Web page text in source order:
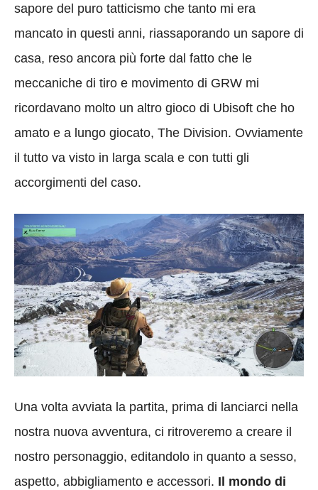
sapore del puro tatticismo che tanto mi era
mancato in questi anni, riassaporando un sapore di
casa, reso ancora più forte dal fatto che le
meccaniche di tiro e movimento di GRW mi
ricordavano molto un altro gioco di Ubisoft che ho
amato e a lungo giocato, The Division. Ovviamente
il tutto va visto in larga scala e con tutti gli
accorgimenti del caso.
Una volta avviata la partita, prima di lanciarci nella
nostra nuova avventura, ci ritroveremo a creare il
nostro personaggio, editandolo in quanto a sesso,
aspetto, abbigliamento e accessori. Il mondo di